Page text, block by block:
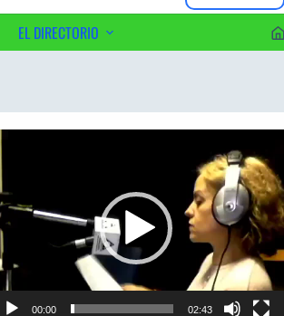
EL DIRECTORIO
00:00 02:43